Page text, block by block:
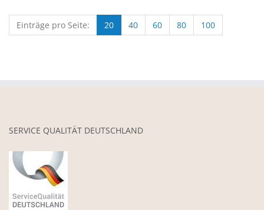
Einträge pro Seite: 20 40 60 80 100
SERVICE QUALITÄT DEUTSCHLAND